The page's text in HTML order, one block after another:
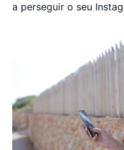
a perseguir o seu